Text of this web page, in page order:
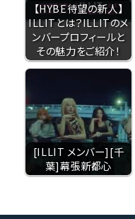
【HYBE待望の新人】
ILLITとは？ILLITのメ
ンバープロフィールと
その魅力をご紹介！
[ILLIT メンバー][千
葉]幕張新都心